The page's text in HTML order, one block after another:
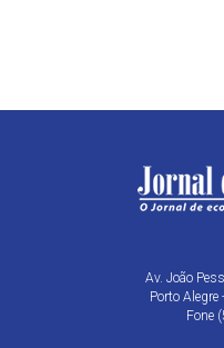
Av. João
Porto Alegre
Fone